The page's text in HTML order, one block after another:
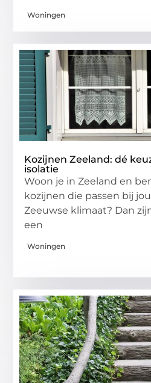
Woningen
Kozijnen Zeeland: dé
isolatie
Woon je in Zeeland en
kozijnen die passen bij
Zeeuwse klimaat? Dan
een
Woningen